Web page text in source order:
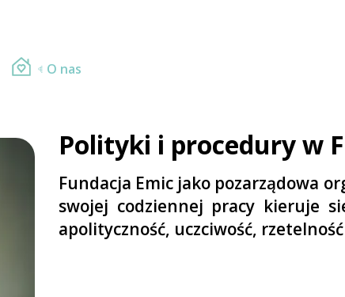
O nas
Polityki i procedury w
Fundacja Emic jako pozarządowa
swojej codziennej pracy kieruje
apolityczność, uczciwość,